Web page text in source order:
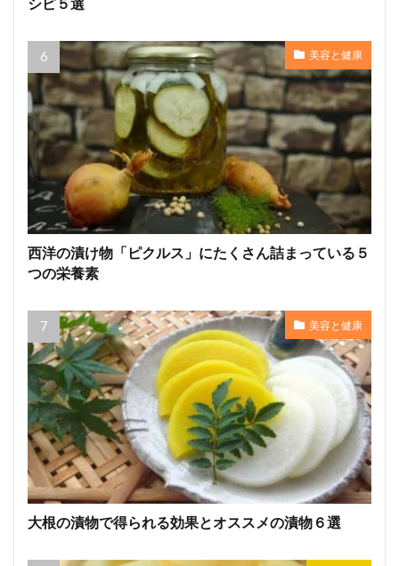
シピ５選
美容と健康
西洋の漬け物「ピクルス」にたくさん詰まっている５
つの栄養素
美容と健康
大根の漬物で得られる効果とオススメの漬物６選